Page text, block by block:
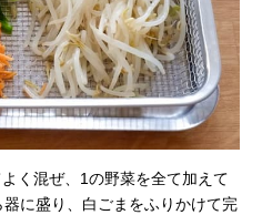
く混ぜ、1の野菜を全て加えて
に盛り、白ごまをふりかけて完